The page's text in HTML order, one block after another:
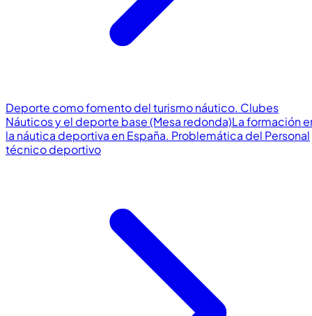
Deporte como fomento del turismo náutico. Clubes
Náuticos y el deporte base (Mesa redonda)La formación
la náutica deportiva en España. Problemática del Personal
técnico deportivo